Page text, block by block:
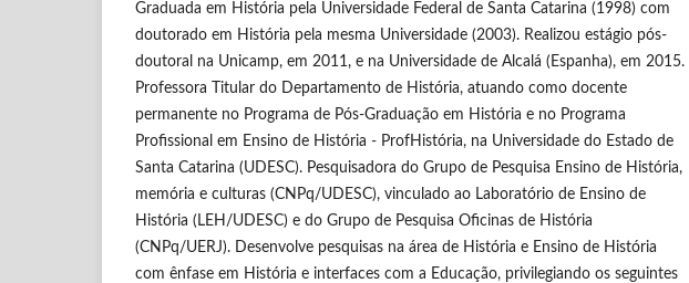
Graduada em História pela Universidade Federal de Santa Catarina (1998) com
doutorado em História pela mesma Universidade (2003). Realizou estágio pós-
doutoral na Unicamp, em 2011, e na Universidade de Alcalá (Espanha), em 2015.
Professora Titular do Departamento de História, atuando como docente
permanente no Programa de Pós-Graduação em História e no Programa
Profissional em Ensino de História - ProfHistória, na Universidade do Estado de
Santa Catarina (UDESC). Pesquisadora do Grupo de Pesquisa Ensino de História,
memória e culturas (CNPq/UDESC), vinculado ao Laboratório de Ensino de
História (LEH/UDESC) e do Grupo de Pesquisa Oficinas de História
(CNPq/UERJ). Desenvolve pesquisas na área de História e Ensino de História
com ênfase em História e interfaces com a Educação, privilegiando os seguintes